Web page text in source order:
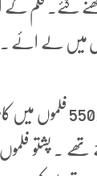
گئے۔ فلم کے
لے ائے ۔ بدر
ایک محتاط اندازے کے
تھے ۔ پشتو